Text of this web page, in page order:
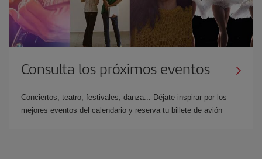
Consulta los próximos eventos
Conciertos, teatro, festivales, danza... Déjate inspirar por los
mejores eventos del calendario y reserva tu billete de avión